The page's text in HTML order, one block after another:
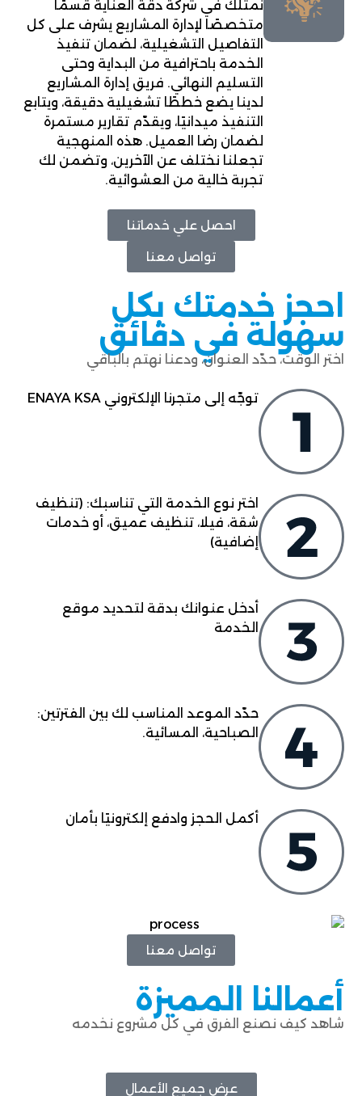
نمتلك في شركة دقة العناية قسمًا
متخصصًا لإدارة المشاريع يشرف على كل
التفاصيل التشغيلية، لضمان تنفيذ
الخدمة باحترافية من البداية وحتى
التسليم النهائي. فريق إدارة المشاريع
لدينا يضع خططًا تشغيلية دقيقة، ويتابع
التنفيذ ميدانيًا، ويقدّم تقارير مستمرة
لضمان رضا العميل. هذه المنهجية
تجعلنا نختلف عن الآخرين، وتضمن لك
تجربة خالية من العشوائية.
احصل علي خدماتنا
تواصل معنا
احجز خدمتك بكل
سهولة في دقائق
اختر الوقت، حدّد العنوان، ودعنا نهتم بالباقي
توجّه إلى متجرنا الإلكتروني ENAYA KSA
اختر نوع الخدمة التي تناسبك: (تنظيف
شقة، فيلا، تنظيف عميق، أو خدمات
إضافية)
أدخل عنوانك بدقة لتحديد موقع
الخدمة
حدّد الموعد المناسب لك بين الفترتين:
الصباحية، المسائية.
أكمل الحجز وادفع إلكترونيًا بأمان
تواصل معنا
أعمالنا المميزة
شاهد كيف نصنع الفرق في كل مشروع نخدمه
عرض جميع الأعمال